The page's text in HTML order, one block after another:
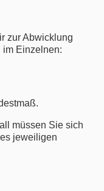
zur Abwicklung
im Einzelnen:
müssen Sie sich
jeweiligen